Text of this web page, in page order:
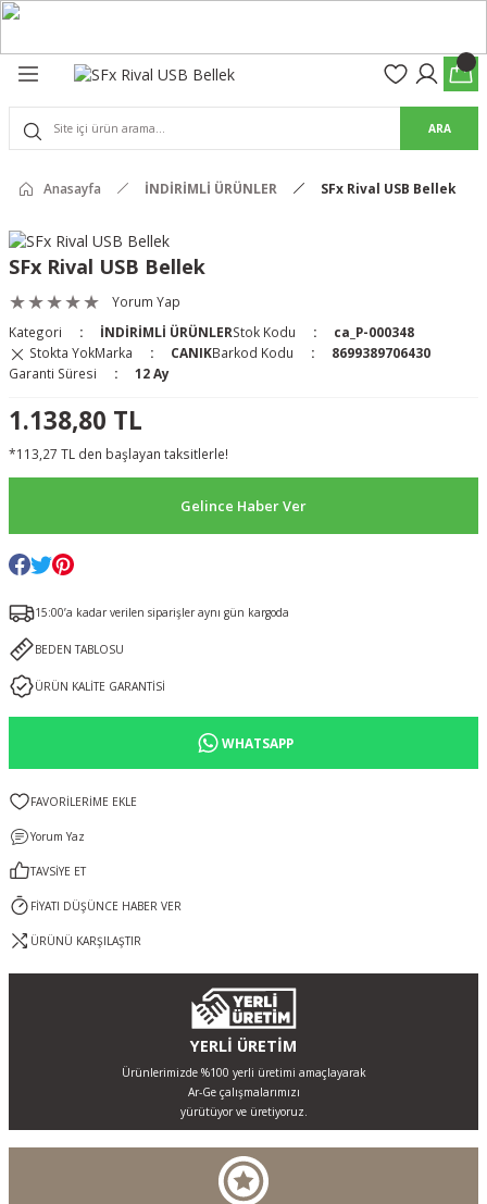
Pro Pantolon
Pantolon
& Kalkanlar
Well) ve Arka Kabzalar
ARA
Anasayfa İNDİRİMLİ ÜRÜNLER SFx Rival USB Bellek
SFx Rival USB Bellek
Yorum Yap
Kategori
İNDİRİMLİ ÜRÜNLERStok Kodu
ca_P-000348
Stokta YokMarka CANIKBarkod Kodu
8699389706430
Garanti Süresi
12 Ay
1.138,80 TL
*113,27 TL den başlayan taksitlerle!
Gelince Haber Ver
15:00’a kadar verilen siparişler aynı gün kargoda
BEDEN TABLOSU
ÜRÜN KALİTE GARANTİSİ
WHATSAPP
Yorum Yaz
TAVSİYE ET
FİYATI DÜŞÜNCE HABER VER
ÜRÜNÜ KARŞILAŞTIR
YERLİ ÜRETİM
Ürünlerimizde %100 yerli üretimi amaçlayarak
Ar-Ge çalışmalarımızı
yürütüyor ve üretiyoruz.